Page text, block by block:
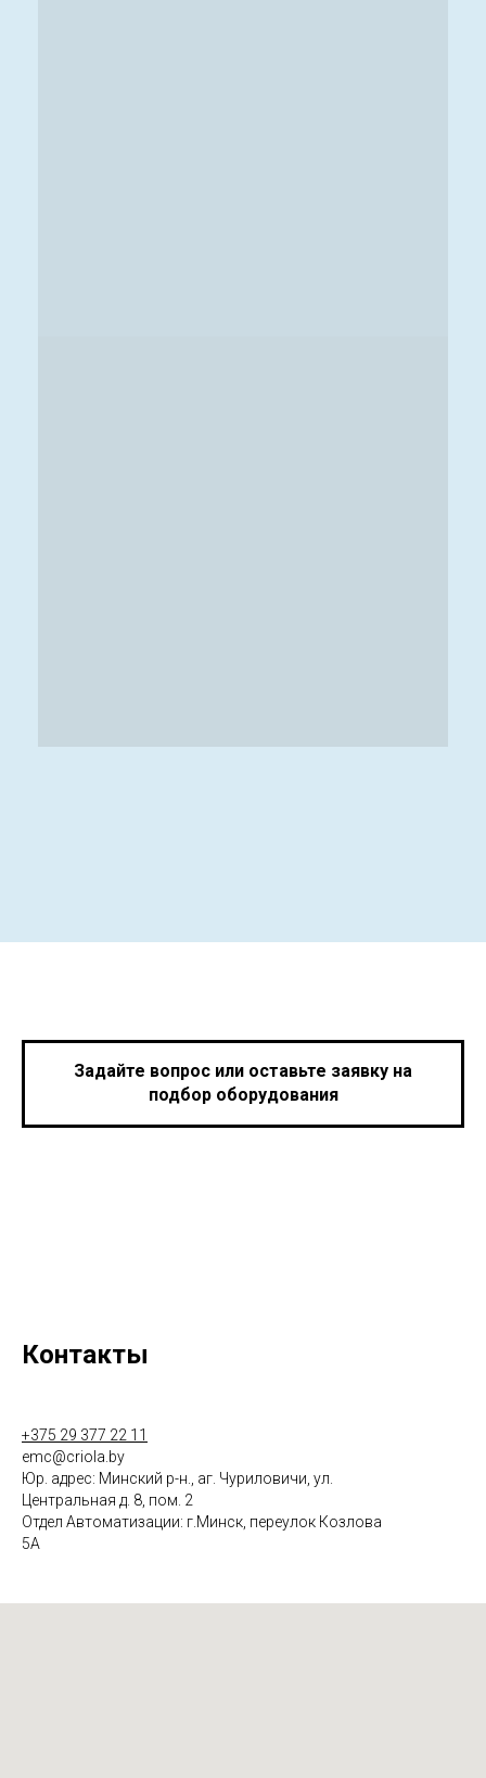
Задайте вопрос или оставьте заявку на
подбор оборудования
Контакты
+375 29 377 22 11
emc@criola.by
Юр. адрес: Минский р-н., аг. Чуриловичи, ул.
Центральная д. 8, пом. 2
Отдел Автоматизации: г.Минск, переулок Козлова
5А